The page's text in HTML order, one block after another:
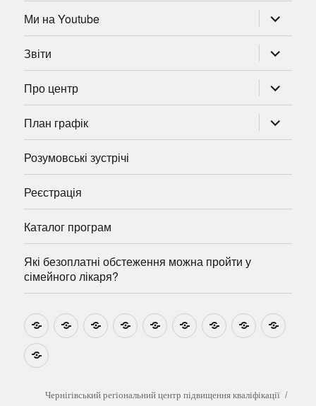
Ми на Youtube
підменю
Звіти
підменю
Про центр
підменю
План графік
підменю
Розумовські зустрічі
Реєстрація
Каталог програм
Які безоплатні обстеження можна пройти у
сімейного лікаря?
НовиниНавчально-
методичні
Ми
на
Звіти Про
центр
План
графік
Розумовські
зустрічі
Реєстрація
Які
безоплатні
можна
Чернігівський регіональний центр підвищення кваліфікації